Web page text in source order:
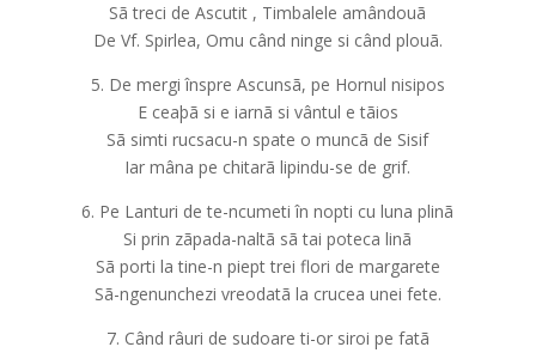
Sã treci de Ascutit , Timbalele amândouã
De Vf. Spirlea, Omu când ninge si când plouã.
5. De mergi înspre Ascunsã, pe Hornul nisipos
E ceaþã si e iarnã si vântul e tãios
Sã simti rucsacu-n spate o muncã de Sisif
Iar mâna pe chitarã lipindu-se de grif.
6. Pe Lanturi de te-ncumeti în nopti cu luna plinã
Si prin zãpada-naltã sã tai poteca linã
Sã porti la tine-n piept trei flori de margarete
Sã-ngenunchezi vreodatã la crucea unei fete.
7. Când râuri de sudoare ti-or siroi pe fatã